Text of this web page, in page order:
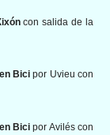
con salida de la
Bici por Uvieu con
Bici por Avilés con